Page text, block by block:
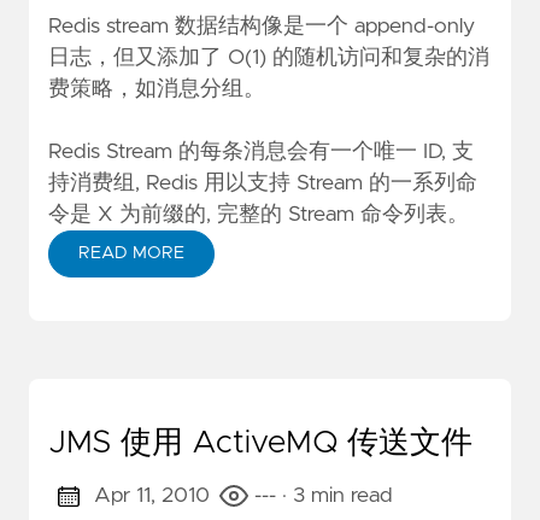
Redis stream 数据结构像是一个 append-only
日志，但又添加了 O(1) 的随机访问和复杂的消
费策略，如消息分组。
Redis Stream 的每条消息会有一个唯一 ID, 支
持消费组, Redis 用以支持 Stream 的一系列命
令是 X 为前缀的, 完整的 Stream 命令列表。
READ MORE
JMS 使用 ActiveMQ 传送文件
Apr 11, 2010 --- · 3 min read